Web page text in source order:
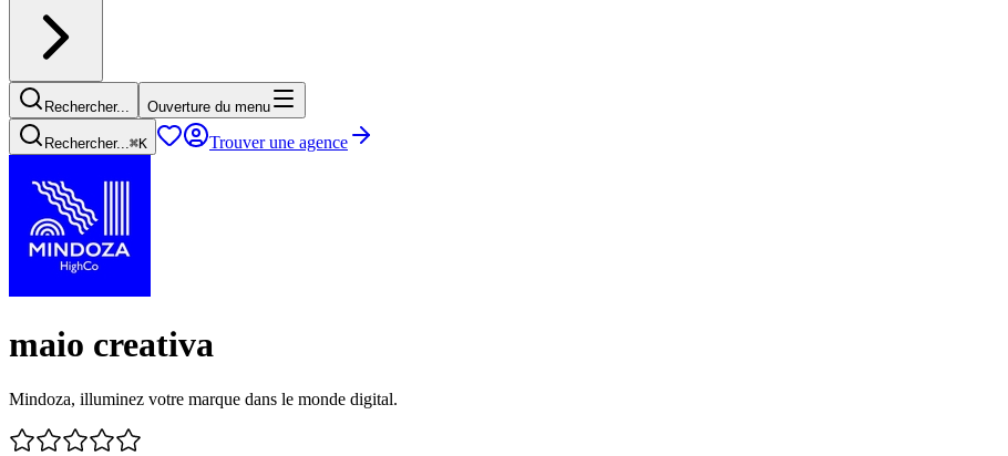
Rechercher... Ouverture du menu
Rechercher...⌘K Trouver une agence
maio creativa
Mindoza, illuminez votre marque dans le monde digital.